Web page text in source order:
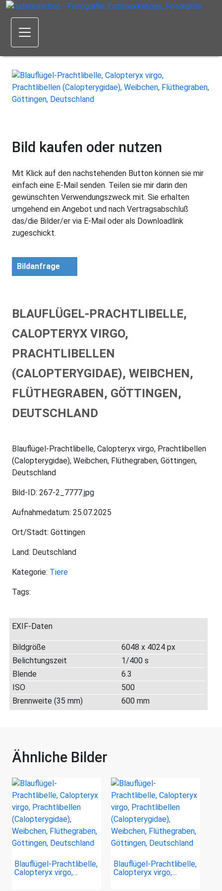
Bild kaufen oder nutzen
Mit Klick auf den nachstehenden Button können sie mir
einfach eine E-Mail senden. Teilen sie mir darin den
gewünschten Verwendungszweck mit. Sie erhalten
umgehend ein Angebot und nach Vertragsabschluß
das/die Bilder/er via E-Mail oder als Downloadlink
zugeschickt.
Bildanfrage
BLAUFLÜGEL-PRACHTLIBELLE,
CALOPTERYX VIRGO,
PRACHTLIBELLEN
(CALOPTERYGIDAE), WEIBCHEN,
FLÜTHEGRABEN, GÖTTINGEN,
DEUTSCHLAND
Blauflügel-Prachtlibelle, Calopteryx virgo, Prachtlibellen
(Calopterygidae), Weibchen, Flüthegraben, Göttingen,
Deutschland
Bild-ID: 267-2_7777.jpg
Aufnahmedatum: 25.07.2025
Ort/Stadt: Göttingen
Land: Deutschland
Kategorie: Tiere
Tags:
EXIF-Daten
Bildgröße
6048 x 4024 px
Belichtungszeit
1/400 s
Blende
6.3
ISO
500
Brennweite (35 mm)
600 mm
Ähnliche Bilder
Blauflügel-Prachtlibelle,
Calopteryx virgo,…
Blauflügel-Prachtlibelle,
Calopteryx virgo,…